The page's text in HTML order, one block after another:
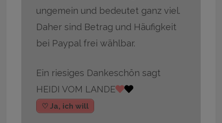
ungemein und bedeutet ganz viel.
Daher sind Betrag und Häufigkeit
bei Paypal frei wählbar.
Ein riesiges Dankeschön sagt
HEIDI VOM LANDE
♡ Ja, ich will